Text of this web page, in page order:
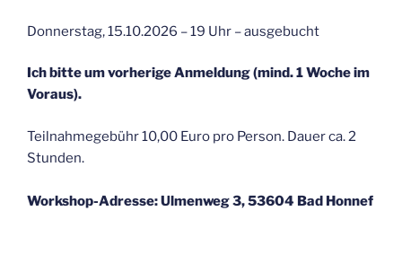
Donnerstag, 15.10.2026 – 19 Uhr – ausgebucht
Ich bitte um vorherige Anmeldung (mind. 1 Woche im
Voraus).
Teilnahmegebühr 10,00 Euro pro Person. Dauer ca. 2
Stunden.
Workshop-Adresse: Ulmenweg 3, 53604 Bad Honnef